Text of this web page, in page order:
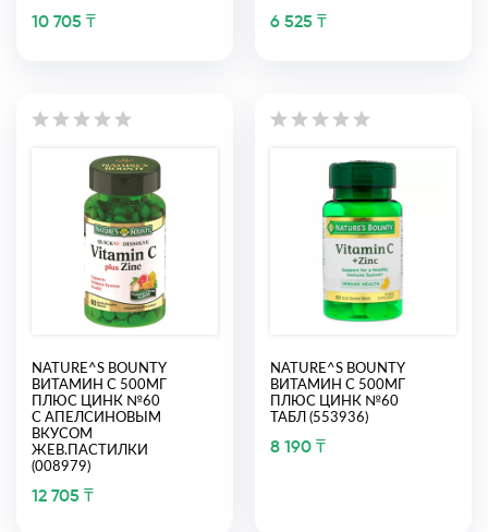
10 705 ₸ 6 525 ₸
NATURE^S BOUNTY
ВИТАМИН С 500МГ
ПЛЮС ЦИНК №60
С АПЕЛСИНОВЫМ
ВКУСОМ
ЖЕВ.ПАСТИЛКИ
(008979)
12 705 ₸
NATURE^S BOUNTY
ВИТАМИН С 500МГ
ПЛЮС ЦИНК №60
ТАБЛ (553936)
8 190 ₸